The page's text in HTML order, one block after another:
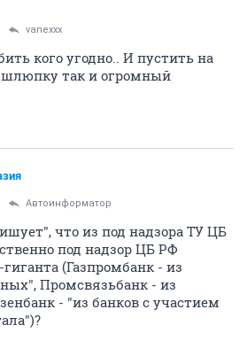
vanexxx
кого угодно.. И пустить на
так и огромный
Автоинформатор
что из под надзора ТУ ЦБ
под надзор ЦБ РФ
(Газпромбанк - из
Промсвязьбанк - из
- "из банков с участием